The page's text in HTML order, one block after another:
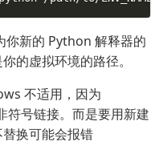
你新的 Python 解释器的
你的虚拟环境的路径。
不适用，因为
号链接。而是要用新建
换可能会报错